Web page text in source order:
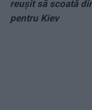
reușit să scoată
pentru Kiev